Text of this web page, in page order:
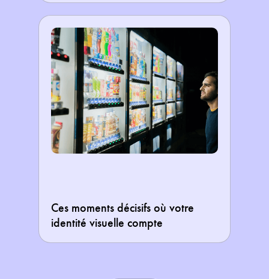
Ces moments décisifs où votre
identité visuelle compte